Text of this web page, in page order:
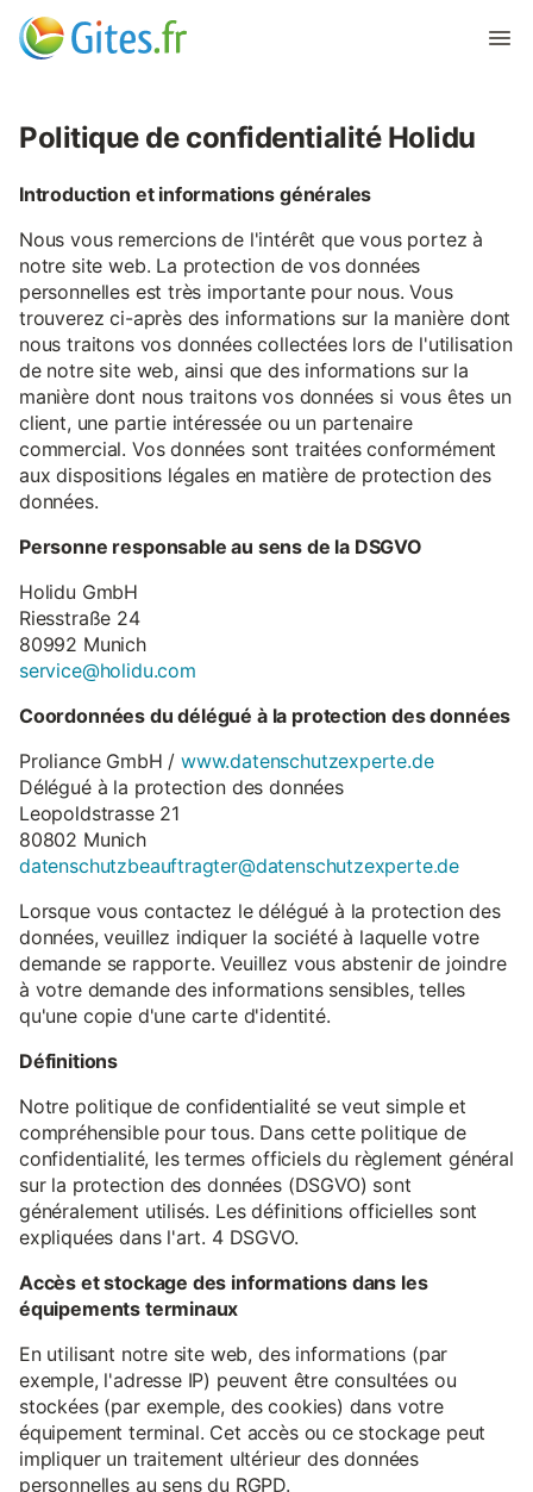
Politique de confidentialité Holidu
Introduction et informations générales
Nous vous remercions de l'intérêt que vous portez à
notre site web. La protection de vos données
personnelles est très importante pour nous. Vous
trouverez ci-après des informations sur la manière dont
nous traitons vos données collectées lors de l'utilisation
de notre site web, ainsi que des informations sur la
manière dont nous traitons vos données si vous êtes un
client, une partie intéressée ou un partenaire
commercial. Vos données sont traitées conformément
aux dispositions légales en matière de protection des
données.
Personne responsable au sens de la DSGVO
Holidu GmbH
Riesstraße 24
80992 Munich
service@holidu.com
Coordonnées du délégué à la protection des données
Proliance GmbH /www.datenschutzexperte.de
Délégué à la protection des données
Leopoldstrasse 21
80802 Munich
datenschutzbeauftragter@datenschutzexperte.de
Lorsque vous contactez le délégué à la protection des
données, veuillez indiquer la société à laquelle votre
demande se rapporte. Veuillez vous abstenir de joindre
à votre demande des informations sensibles, telles
qu'une copie d'une carte d'identité.
Définitions
Notre politique de confidentialité se veut simple et
compréhensible pour tous. Dans cette politique de
confidentialité, les termes officiels du règlement général
sur la protection des données (DSGVO) sont
généralement utilisés. Les définitions officielles sont
expliquées dans l'art. 4 DSGVO.
Accès et stockage des informations dans les
équipements terminaux
En utilisant notre site web, des informations (par
exemple, l'adresse IP) peuvent être consultées ou
stockées (par exemple, des cookies) dans votre
équipement terminal. Cet accès ou ce stockage peut
impliquer un traitement ultérieur des données
personnelles au sens du RGPD.